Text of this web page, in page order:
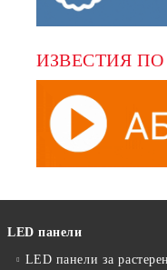
ИЗВЕСТИЯ ПО
LED панели
LED панели за растерен